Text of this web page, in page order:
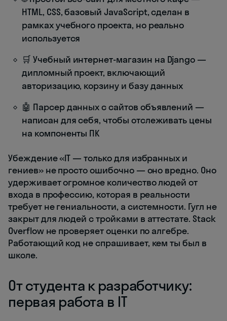
HTML, CSS, базовый JavaScript, сделан в
рамках учебного проекта, но реально
используется
🛒 Учебный интернет-магазин на Django —
дипломный проект, включающий
авторизацию, корзину и базу данных
🤖 Парсер данных с сайтов объявлений —
написан для себя, чтобы отслеживать цены
на компоненты ПК
Убеждение «IT — только для избранных и
гениев» не просто ошибочно — оно вредно. Оно
удерживает огромное количество людей от
входа в профессию, которая в реальности
требует не гениальности, а системности. Гугл не
закрыт для людей с тройками в аттестате. Stack
Overflow не проверяет оценки по алгебре.
Работающий код не спрашивает, кем ты был в
школе.
От студента к разработчику:
первая работа в IT